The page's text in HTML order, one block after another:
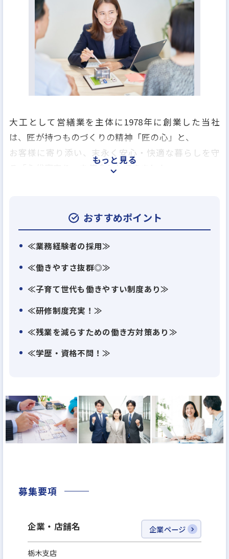
大工として営繕業を主体に1978年に創業した当社
は、匠が持つものづくりの精神「匠の心」と、
お客様に寄り添い、末永く安心・快適な暮らしを守
る「永代家守り」を使命としてきました。
さらに独自に進化した当社の木造建築技術を根幹
に、安全で現代に適した「木造注文住宅」を実現。
による木のビルも誕生しました。
時代とともに多様化する人々の暮らしに寄り添い続
けるために、あらゆる慣習や常識に挑む当社は
で」のすべてを適正価格で提供しています。
定期点検はもとより、木造住宅メーカーとして培っ
た経験を活かして、まちづくり、土地探し、
資産活用やリフォームといった「住」に関する一貫
したサービスを展開。
100年先、200年先も永代愛される「家」「街」「地
本当に豊かな暮らしを実現するためには、互助の
もっと見る
おすすめポイント
≪業務経験者の採用≫
≪働きやすさ抜群◎≫
≪子育て世代も働きやすい制度あり≫
≪研修制度充実！≫
≪残業を減らすための働き方対策あり≫
≪学歴・資格不問！≫
募集要項
企業・店舗名 企業ページ
栃木支店